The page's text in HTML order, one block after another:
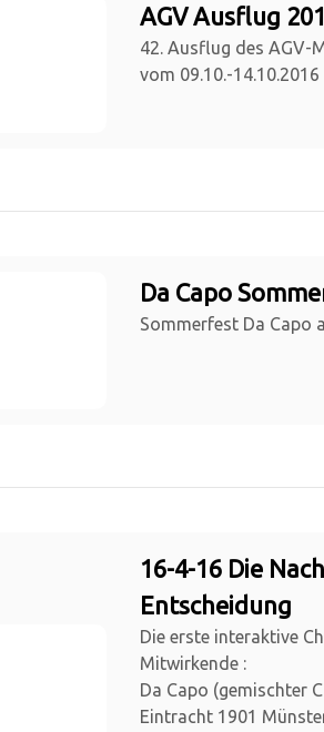
AGV Ausflug
42. Ausflug des AGV-
vom 09.10.-
Da Capo
Sommerfest Da Capo
16-4-16 Die
Entscheidung
Die erste interaktive
Mitwirkende :
Da Capo (gemischter
Eintracht 1901